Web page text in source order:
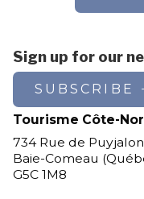
Sign up for our
SUBSCRIBE
Tourisme Côte-
734 Rue de Puyjalon
Baie-Comeau
G5C 1M8